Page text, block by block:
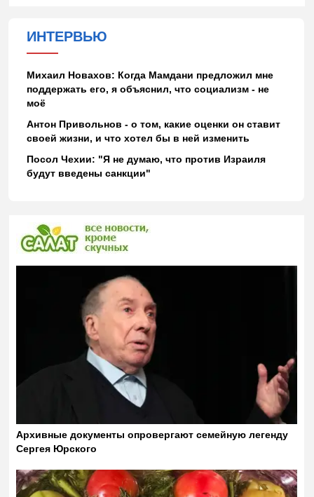
ИНТЕРВЬЮ
Михаил Новахов: Когда Мамдани предложил мне
поддержать его, я объяснил, что социализм - не
моё
Антон Привольнов - о том, какие оценки он ставит
своей жизни, и что хотел бы в ней изменить
Посол Чехии: "Я не думаю, что против Израиля
будут введены санкции"